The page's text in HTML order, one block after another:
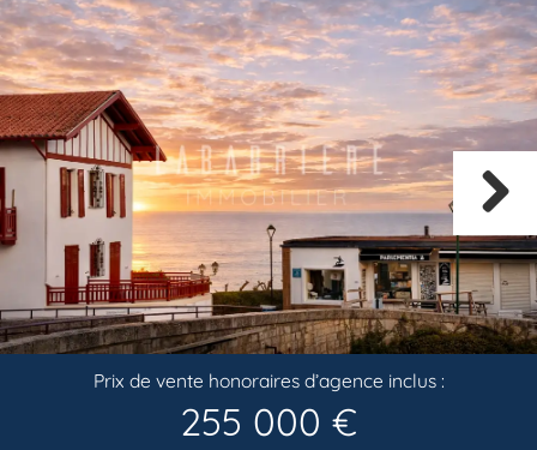
Previous Next
Prix de vente honoraires d’agence inclus :
255 000 €